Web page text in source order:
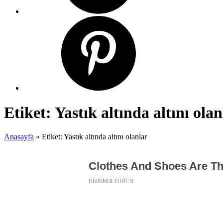
Etiket: Yastık altında altını
Anasayfa » Etiket: Yastık altında altını olanlar